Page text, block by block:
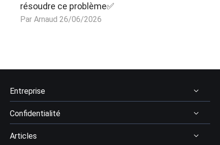
résoudre ce problème✅
Par Arnaud 26/06/2026
Entreprise
À Propos
Avis & récompenses
Confidentialité
Désinstaller
Articles